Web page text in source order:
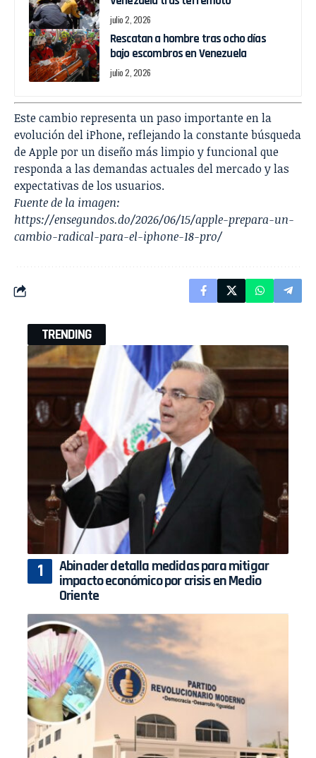
julio 2, 2026
Rescatan a hombre tras ocho días
bajo escombros en Venezuela
julio 2, 2026
Este cambio representa un paso importante en la
evolución del iPhone, reflejando la constante búsqueda
de Apple por un diseño más limpio y funcional que
responda a las demandas actuales del mercado y las
expectativas de los usuarios.
Fuente de la imagen:
https://ensegundos.do/2026/06/15/apple-prepara-un-
cambio-radical-para-el-iphone-18-pro/
TRENDING
Abinader detalla medidas para mitigar
impacto económico por crisis en Medio
Oriente